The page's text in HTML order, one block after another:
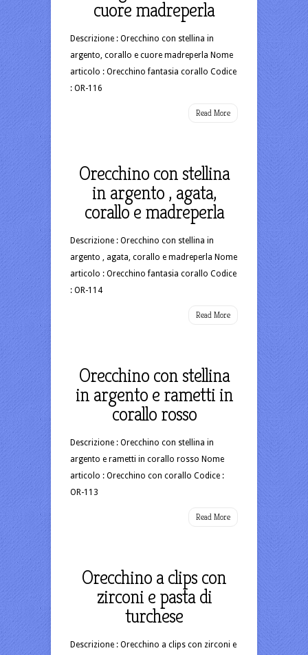
cuore madreperla
Descrizione : Orecchino con stellina in
argento, corallo e cuore madreperla Nome
articolo : Orecchino fantasia corallo Codice
: OR-116
Read More
Orecchino con stellina
in argento , agata,
corallo e madreperla
Descrizione : Orecchino con stellina in
argento , agata, corallo e madreperla Nome
articolo : Orecchino fantasia corallo Codice
: OR-114
Read More
Orecchino con stellina
in argento e rametti in
corallo rosso
Descrizione : Orecchino con stellina in
argento e rametti in corallo rosso Nome
articolo : Orecchino con corallo Codice :
OR-113
Read More
Orecchino a clips con
zirconi e pasta di
turchese
Descrizione : Orecchino a clips con zirconi e